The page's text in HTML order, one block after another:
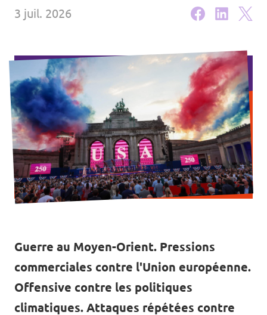
Soutenez Volt
Postes vacants
Volontaire
Contact
3 juil. 2026
Guerre au Moyen-Orient. Pressions
commerciales contre l'Union européenne.
Offensive contre les politiques
climatiques. Attaques répétées contre